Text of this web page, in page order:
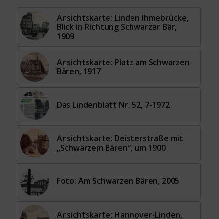
Ansichtskarte: Linden Ihmebrücke,
Blick in Richtung Schwarzer Bär,
1909
Ansichtskarte: Platz am Schwarzen
Bären, 1917
Das Lindenblatt Nr. 52, 7-1972
Ansichtskarte: Deisterstraße mit
„Schwarzem Bären“, um 1900
Foto: Am Schwarzen Bären, 2005
Ansichtskarte: Hannover-Linden,